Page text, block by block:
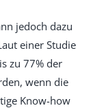
jedoch dazu
einer Studie
zu 77% der
wenn die
Know-how